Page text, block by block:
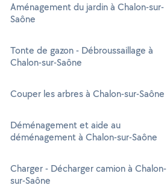
Aménagement du jardin à Chalon-sur-
Saône
Tonte de gazon - Débroussaillage à
Chalon-sur-Saône
Couper les arbres à Chalon-sur-Saône
Déménagement et aide au
déménagement à Chalon-sur-Saône
Charger - Décharger camion à Chalon-
sur-Saône